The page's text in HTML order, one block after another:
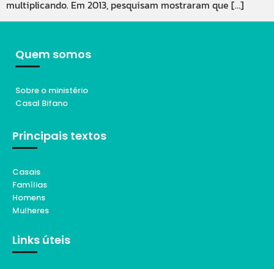
multiplicando. Em 2013, pesquisam mostraram que […]
Quem somos
Sobre o ministério
Casal Bifano
Principais textos
Casais
Famílias
Homens
Mulheres
Links úteis